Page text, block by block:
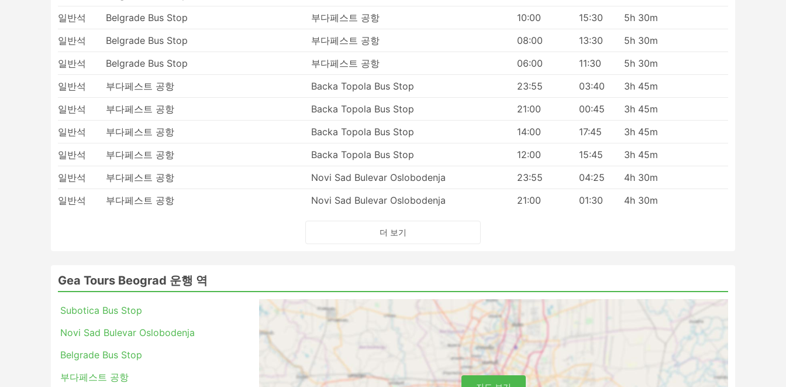
일반석
Belgrade Bus Stop 부다페스트 공항 10:00 15:30
5h 30m
일반석
Belgrade Bus Stop 부다페스트 공항 08:00 13:30
5h 30m
일반석
Belgrade Bus Stop 부다페스트 공항 06:00 11:30
5h 30m
일반석
부다페스트 공항 Backa Topola Bus Stop 23:55 03:40
3h 45m
일반석
부다페스트 공항 Backa Topola Bus Stop 21:00 00:45
3h 45m
일반석
부다페스트 공항 Backa Topola Bus Stop 14:00 17:45
3h 45m
일반석
부다페스트 공항 Backa Topola Bus Stop 12:00 15:45
3h 45m
일반석
부다페스트 공항 Novi Sad Bulevar Oslobodenja 23:55 04:25
4h 30m
일반석
부다페스트 공항 Novi Sad Bulevar Oslobodenja 21:00 01:30 4h 30m
더 보기
Gea Tours Beograd 운행 역
Subotica Bus Stop
Novi Sad Bulevar Oslobodenja
Belgrade Bus Stop
부다페스트 공항